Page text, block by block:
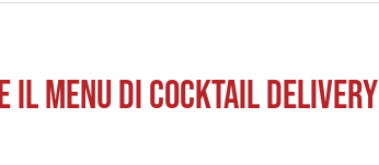
il menu di Cocktail Delivery